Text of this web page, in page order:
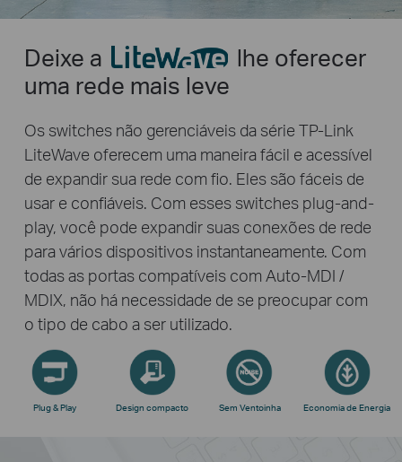
Deixe a
lhe oferecer
uma rede mais leve
Os switches não gerenciáveis da série TP-Link
LiteWave oferecem uma maneira fácil e acessível
de expandir sua rede com fio. Eles são fáceis de
usar e confiáveis. Com esses switches plug-and-
play, você pode expandir suas conexões de rede
para vários dispositivos instantaneamente. Com
todas as portas compatíveis com Auto-MDI /
MDIX, não há necessidade de se preocupar com
o tipo de cabo a ser utilizado.
Plug & Play Design compacto Sem Ventoinha Economia de Energia